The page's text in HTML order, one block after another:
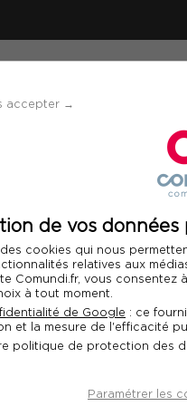
accepter →
de vos
cookies qui nous
relatives aux
Comundi.fr, vous consentez
à tout moment.
de Google : ce
et la mesure de l'efficacité
politique de protection des
Paramétrer les
accidents du travail avec l'arbre
les
causes